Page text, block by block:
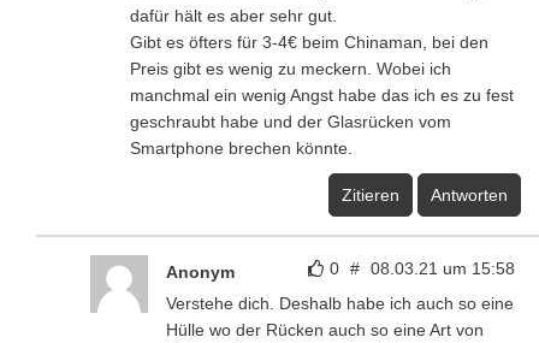
dafür hält es aber sehr gut.
Gibt es öfters für 3-4€ beim Chinaman, bei den
Preis gibt es wenig zu meckern. Wobei ich
manchmal ein wenig Angst habe das ich es zu fest
geschraubt habe und der Glasrücken vom
Smartphone brechen könnte.
Zitieren Antworten
0 # 08.03.21 um 15:58
Anonym
Verstehe dich. Deshalb habe ich auch so eine
Hülle wo der Rücken auch so eine Art von